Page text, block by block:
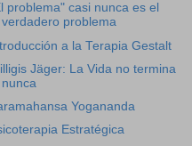
problema" casi nunca es el
verdadero problema
a la Terapia Gestalt
Jäger: La Vida no termina
nunca
Yogananda
Estratégica